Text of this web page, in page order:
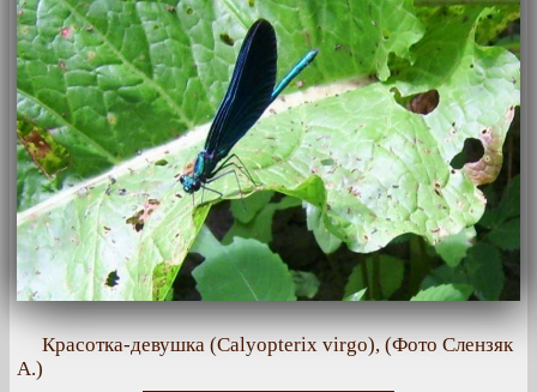
Красотка-девушка (Calyopterix virgo), (Фото Слензяк
А.)